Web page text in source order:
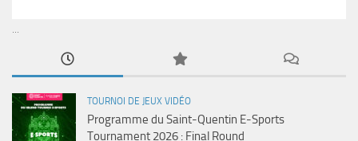
TOURNOI DE JEUX VIDÉO
Programme du Saint-Quentin E-Sports
Tournament 2026 : Final Round